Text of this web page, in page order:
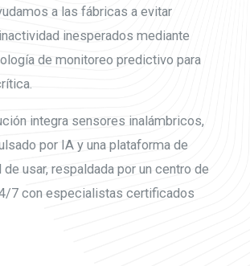
a las fábricas a evitar
inesperados mediante
de monitoreo predictivo para
integra sensores inalámbricos,
por IA y una plataforma de
usar, respaldada por un centro de
7 con especialistas certificados